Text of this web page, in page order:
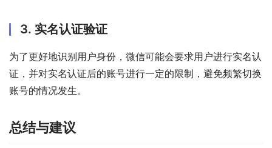
3. 实名认证验证
为了更好地识别用户身份，微信可能会要求用户进行实名认
证，并对实名认证后的账号进行一定的限制，避免频繁切换
账号的情况发生。
总结与建议